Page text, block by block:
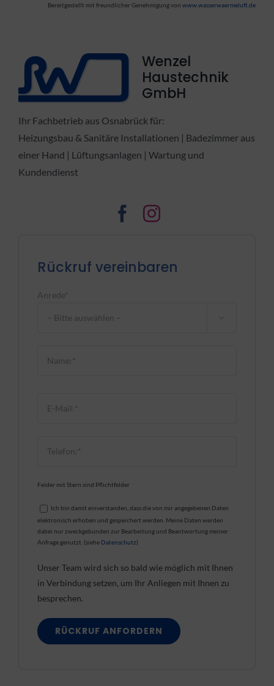
Bereitgestellt mit freundlicher Genehmigung vonwww.wasserwaermeluft.de
Wenzel
Haustechnik
GmbH
Ihr Fachbetrieb aus Osnabrück für:
Heizungsbau & Sanitäre Installationen | Badezimmer aus
einer Hand | Lüftungsanlagen | Wartung und
Kundendienst
Rückruf vereinbaren
Anrede*
Felder mit Stern sind Pflichtfelder
Ich bin damit einverstanden, dass die von mir angegebenen Daten
elektronisch erhoben und gespeichert werden. Meine Daten werden
dabei nur zweckgebunden zur Bearbeitung und Beantwortung meiner
Anfrage genutzt. (siehe Datenschutz)
Unser Team wird sich so bald wie möglich mit Ihnen
in Verbindung setzen, um Ihr Anliegen mit Ihnen zu
besprechen.